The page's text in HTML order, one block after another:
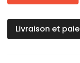
Livraison et